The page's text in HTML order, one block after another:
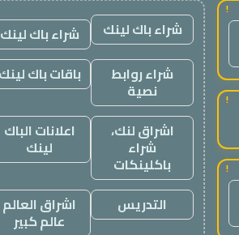
!
!
!
شراء باك لينك
شراء باك لينك
شراء روابط
نصية
باقات باك لينك
اشراق لنك،
شراء
باكلينكات
اعلانات الباك
لينك
التدريس اشراق العالم
عالم كبير